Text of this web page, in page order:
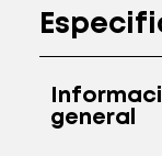
general